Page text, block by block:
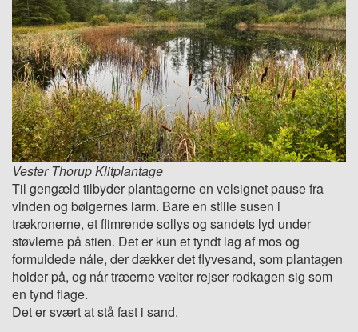
Vester Thorup Klitplantage
Til gengæld tilbyder plantagerne en velsignet pause fra
vinden og bølgernes larm. Bare en stille susen i
trækronerne, et flimrende sollys og sandets lyd under
støvlerne på stien. Det er kun et tyndt lag af mos og
formuldede nåle, der dækker det flyvesand, som plantagen
holder på, og når træerne vælter rejser rodkagen sig som
en tynd flage.
Det er svært at stå fast i sand.